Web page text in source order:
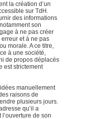
la création d’un
sur TdH.
des informations
son
à ne pas créer
et à ne pas
morale. A ce titre,
à une société,
de propos déplacés
est strictement
manuellement
raisons de
plusieurs jours.
qu’il a
de son